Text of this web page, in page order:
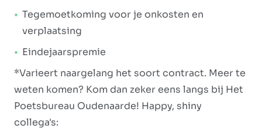
Tegemoetkoming voor je onkosten en
verplaatsing
Eindejaarspremie
*Varieert naargelang het soort contract. Meer te
weten komen? Kom dan zeker eens langs bij Het
Poetsbureau Oudenaarde! Happy, shiny
collega's: